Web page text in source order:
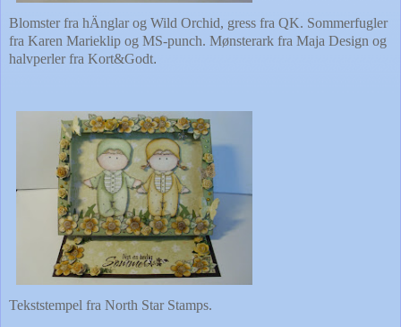
Blomster fra hÄnglar og Wild Orchid, gress fra QK. Sommerfugler
fra Karen Marieklip og MS-punch. Mønsterark fra Maja Design og
halvperler fra Kort&Godt.
Tekststempel fra North Star Stamps.